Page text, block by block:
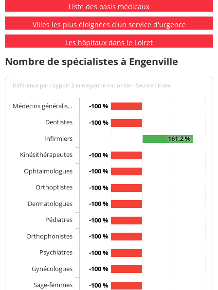
Liste des oasis médicaux
Villes les plus éloignées d'un service d'urgence
Les hôpitaux dans le Loiret
Nombre de spécialistes à Engenville
Différence par rapport à la moyenne nationale - Source : Insee
-100 %
-100 %
161.2 %
-100 %
-100 %
-100 %
-100 %
-100 %
-100 %
-100 %
-100 %
-100 %
Médecins généralis…
Dentistes
Infirmiers
Kinésithérapeutes
Ophtalmologues
Orthoptistes
Dermatologues
Pédiatres
Orthophonistes
Psychiatres
Gynécologues
Sage-femmes